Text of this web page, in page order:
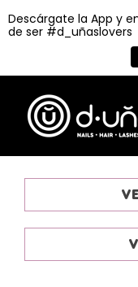
contenido
Descárgate la App y
de ser #d_uñaslovers